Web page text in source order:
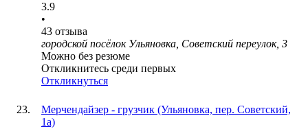
3.9
•
43 отзыва
городской посёлок Ульяновка, Советский переулок, 3
Можно без резюме
Откликнитесь среди первых
Откликнуться
Мерчендайзер - грузчик (Ульяновка, пер. Советский,
1а)